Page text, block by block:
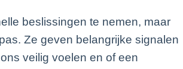
beslissingen te nemen, maar
Ze geven belangrijke signalen
veilig voelen en of een